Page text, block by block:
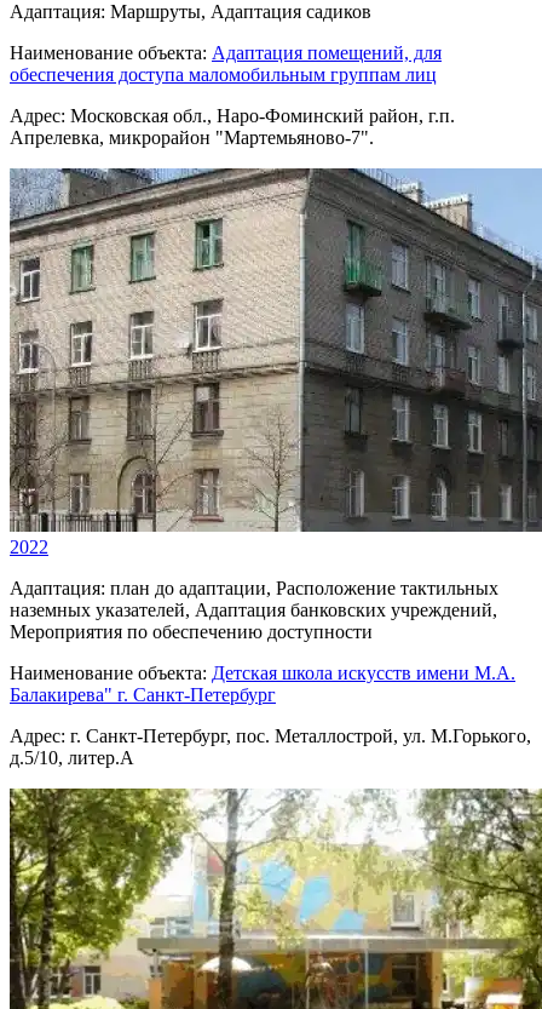
Адаптация: Маршруты, Адаптация садиков
Наименование объекта: Адаптация помещений, для
обеспечения доступа маломобильным группам лиц
Адрес: Московская обл., Наро-Фоминский район, г.п.
Апрелевка, микрорайон "Мартемьяново-7".
2022
Адаптация: план до адаптации, Расположение тактильных
наземных указателей, Адаптация банковских учреждений,
Мероприятия по обеспечению доступности
Наименование объекта: Детская школа искусств имени М.А.
Балакирева" г. Санкт-Петербург
Адрес: г. Санкт-Петербург, пос. Металлострой, ул. М.Горького,
д.5/10, литер.А